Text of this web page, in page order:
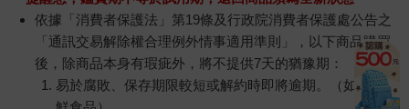
消該筆訂單，並且全額退款。
當廠商出貨後，您會收到E-mail出貨通知，您也可透過【訂
單查詢】確認出貨情況。
產品顏色可能會因網頁呈現與拍攝關係產生色差，圖片僅供
參考，商品依實際供貨樣式為準。